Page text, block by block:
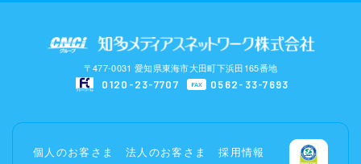
〒477-0031 愛知県東海市大田町下浜田165番地
0120-23-7707
FAX 0562-33-7693
個人のお客さま 法人のお客さま 採用情報